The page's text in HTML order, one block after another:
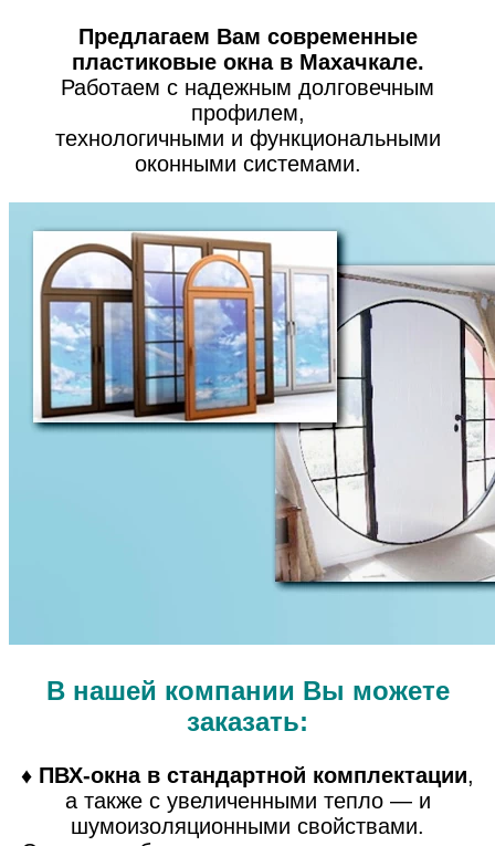
Предлагаем Вам современные
пластиковые окна в Махачкале.
Работаем с надежным долговечным
профилем,
технологичными и функциональными
оконными системами.
В нашей компании Вы можете
заказать:
♦ ПВХ-окна в стандартной комплектации,
а также с увеличенными тепло — и
шумоизоляционными свойствами.